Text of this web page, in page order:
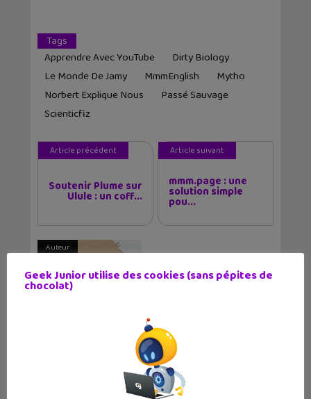
Tags
Apprendre Avec YouTube
Dirty Biology
Le Monde De Jamy
MmmEnglish
Mytho
Norbert Explique Nous
Passé Sauvage
Scienticfiz
Article précédent
Soutenir Plume sur
Ulule : un coff...
Article suivant
mmm.page : une
solution simple
pou...
Auteur
Journaliste web et père de deux grands ados,
j'aime tester de nouvelles applications et
regarder des séries télé tard le soir.
Geek Junior utilise des cookies (sans pépites de
chocolat)